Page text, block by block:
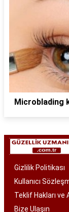
Microblading
Gizlilik Politikası
Kullanıcı
Teklif Hakları ve
Bize Ulaşın